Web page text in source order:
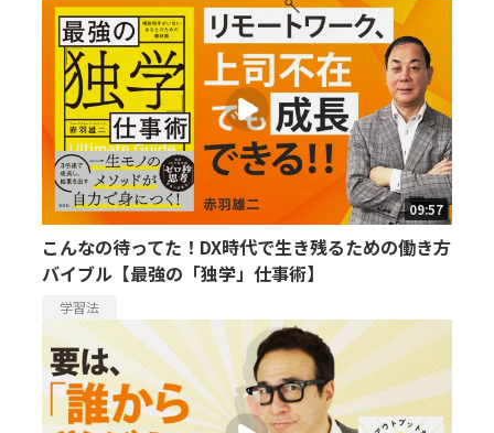
09:57
こんなの待ってた！DX時代で生き残るための働き方
バイブル【最強の「独学」仕事術】
学習法